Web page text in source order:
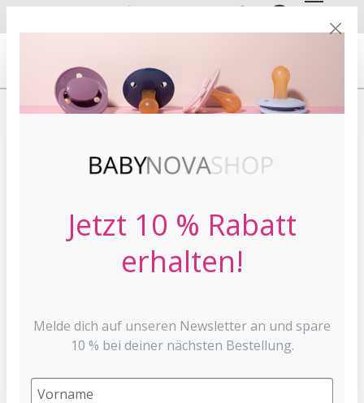
EN
HOME ZAHNEN KÜHLBEISSSTERNE
Jetzt 10 % Rabatt
erhalten!
Melde dich auf unseren Newsletter an und spare
10 % bei deiner nächsten Bestellung.